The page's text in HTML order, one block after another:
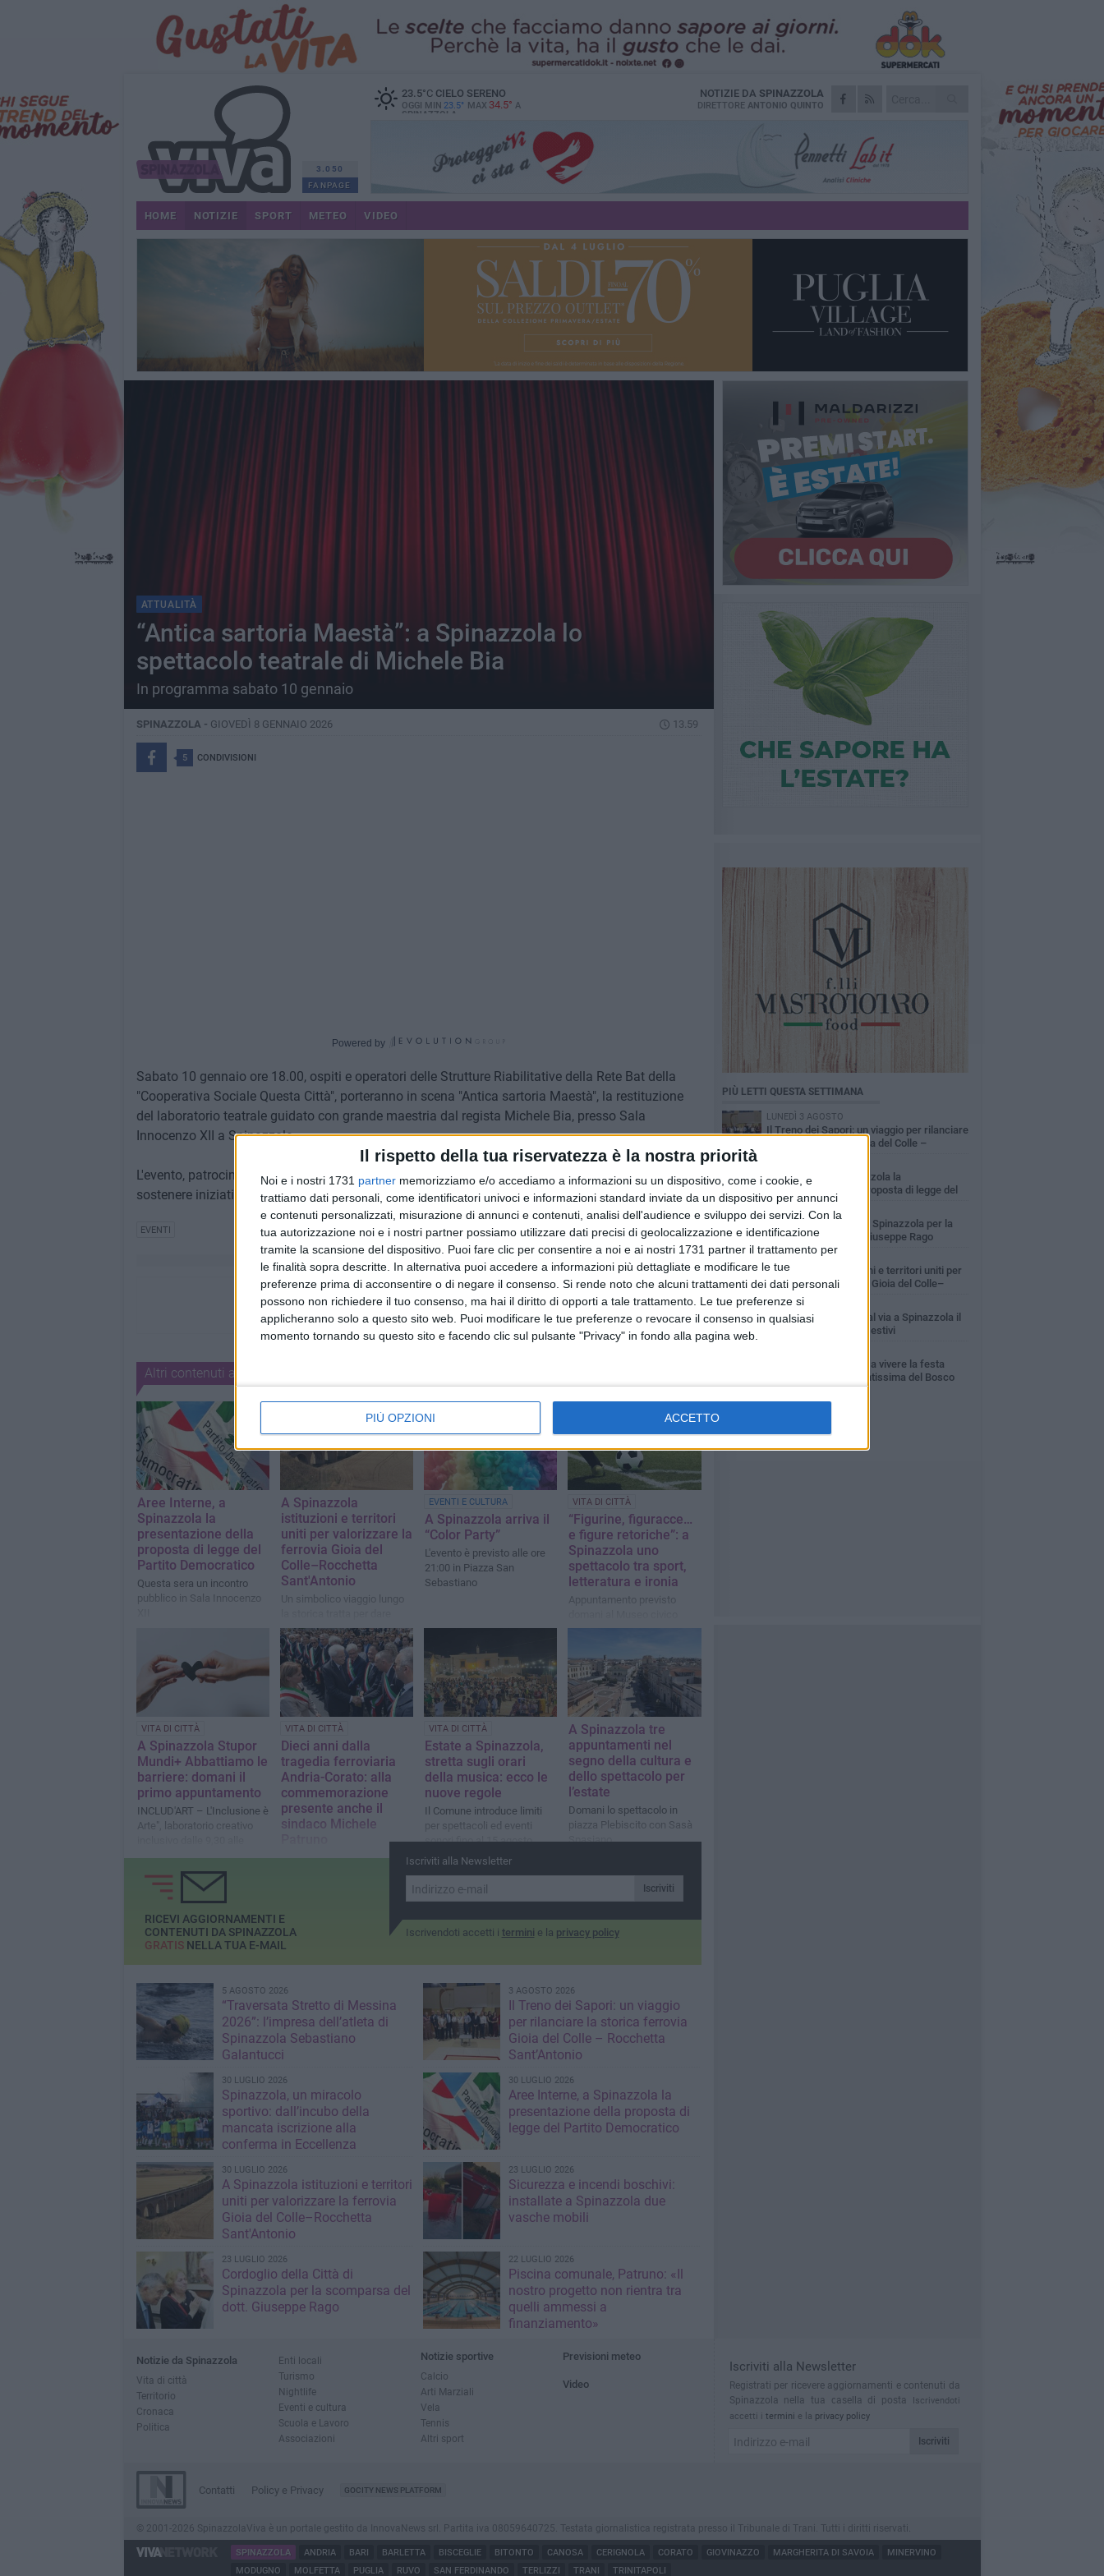
Il rispetto della tua riservatezza è la nostra priorità
Noi e i nostri 1731 partner memorizziamo e/o accediamo a informazioni su un dispositivo, come i cookie, e
trattiamo dati personali, come identificatori univoci e informazioni standard inviate da un dispositivo per annunci
e contenuti personalizzati, misurazione di annunci e contenuti, analisi dell'audience e sviluppo dei servizi. Con la
tua autorizzazione noi e i nostri partner possiamo utilizzare dati precisi di geolocalizzazione e identificazione
tramite la scansione del dispositivo. Puoi fare clic per consentire a noi e ai nostri 1731 partner il trattamento per
le finalità sopra descritte. In alternativa puoi accedere a informazioni più dettagliate e modificare le tue
preferenze prima di acconsentire o di negare il consenso. Si rende noto che alcuni trattamenti dei dati personali
possono non richiedere il tuo consenso, ma hai il diritto di opporti a tale trattamento. Le tue preferenze si
applicheranno solo a questo sito web. Puoi modificare le tue preferenze o revocare il consenso in qualsiasi
momento tornando su questo sito e facendo clic sul pulsante "Privacy" in fondo alla pagina web.
PIÙ OPZIONI ACCETTO
3.050
FANPAGE
23.5°CCIELO SERENO
OGGI MIN 23.5° MAX 34.5° A
SPINAZZOLA
NOTIZIE DA SPINAZZOLA
DIRETTORE ANTONIO QUINTO
HOME NOTIZIE SPORT METEO VIDEO
ATTUALITÀ
“Antica sartoria Maestà”: a Spinazzola lo
spettacolo teatrale di Michele Bia
In programma sabato 10 gennaio
SPINAZZOLA - GIOVEDÌ 8 GENNAIO 2026 13.59
5 CONDIVISIONI
Powered by
Sabato 10 gennaio ore 18.00, ospiti e operatori delle Strutture Riabilitative della Rete Bat della
"Cooperativa Sociale Questa Città", porteranno in scena "Antica sartoria Maestà", la restituzione
del laboratorio teatrale guidato con grande maestria dal regista Michele Bia, presso Sala
Innocenzo XII a Spinazzola.
L'evento, patrocinato dal Comune di Spinazzola e dall'ASL BAT, conferma l'importanza di
sostenere iniziative che uniscono cultura, socialità e comunità.
EVENTI
Altri contenuti a tema
Aree Interne, a
Spinazzola la
presentazione della
proposta di legge del
Partito Democratico
Questa sera un incontro
pubblico in Sala Innocenzo
A Spinazzola
istituzioni e territori
uniti per valorizzare la
ferrovia Gioia del
Colle–Rocchetta
Sant'Antonio
Un simbolico viaggio lungo
nuovo impulso al turismo
lento e ai treni storici
EVENTI E CULTURA
A Spinazzola arriva il
“Color Party”
L'evento è previsto alle ore
21:00 in Piazza San
Sebastiano
VITA DI CITTÀ
“Figurine, figuracce…
e figure retoriche”: a
Spinazzola uno
spettacolo tra sport,
letteratura e ironia
Appuntamento previsto
VITA DI CITTÀ
A Spinazzola Stupor
Mundi+ Abbattiamo le
barriere: domani il
primo appuntamento
INCLUD'ART – L'Inclusione è
Arte", laboratorio creativo
12,30
VITA DI CITTÀ
Dieci anni dalla
tragedia ferroviaria
Andria-Corato: alla
commemorazione
presente anche il
sindaco Michele
Ieri alla cerimonia ad Andria
VITA DI CITTÀ
Estate a Spinazzola,
stretta sugli orari
della musica: ecco le
nuove regole
Il Comune introduce limiti
per spettacoli ed eventi
sonori fino al 15 agosto
A Spinazzola tre
appuntamenti nel
segno della cultura e
dello spettacolo per
l’estate
Domani lo spettacolo in
piazza Plebiscito con Sasà
Spasiano
Iscriviti alla Newsletter
Iscriviti
Iscrivendoti accetti i termini e la privacy policy
RICEVI AGGIORNAMENTI E
CONTENUTI DA SPINAZZOLA
GRATISNELLA TUA E-MAIL
5 AGOSTO 2026
“Traversata Stretto di Messina
2026”: l’impresa dell’atleta di
Spinazzola Sebastiano
Galantucci
3 AGOSTO 2026
Il Treno dei Sapori: un viaggio
per rilanciare la storica ferrovia
Gioia del Colle – Rocchetta
Sant’Antonio
30 LUGLIO 2026
Spinazzola, un miracolo
sportivo: dall’incubo della
mancata iscrizione alla
conferma in Eccellenza
30 LUGLIO 2026
Aree Interne, a Spinazzola la
presentazione della proposta di
legge del Partito Democratico
30 LUGLIO 2026
A Spinazzola istituzioni e territori
uniti per valorizzare la ferrovia
Gioia del Colle–Rocchetta
Sant'Antonio
23 LUGLIO 2026
Sicurezza e incendi boschivi:
installate a Spinazzola due
vasche mobili
23 LUGLIO 2026
Cordoglio della Città di
Spinazzola per la scomparsa del
dott. Giuseppe Rago
22 LUGLIO 2026
Piscina comunale, Patruno: «Il
nostro progetto non rientra tra
quelli ammessi a
finanziamento»
PIÙ LETTI QUESTA SETTIMANA
LUNEDÌ 3 AGOSTO
Il Treno dei Sapori: un viaggio per rilanciare
la storica ferrovia Gioia del Colle –
Rocchetta Sant’Antonio
Aree Interne, a Spinazzola la
presentazione della proposta di legge del
Partito Democratico
GIOVEDÌ 23 LUGLIO
Cordoglio della Città di Spinazzola per la
scomparsa del dott. Giuseppe Rago
GIOVEDÌ 30 LUGLIO
A Spinazzola istituzioni e territori uniti per
valorizzare la ferrovia Gioia del Colle–
Rocchetta Sant'Antonio
GIOVEDÌ 2 LUGLIO
Ferie artistiche 2026: al via a Spinazzola il
cartellone degli eventi estivi
Spinazzola si prepara a vivere la festa
patronale di Maria Santissima del Bosco
Notizie da Spinazzola
Vita di città
Territorio
Cronaca
Politica
Enti locali
Turismo
Nightlife
Eventi e cultura
Scuola e Lavoro
Associazioni
Notizie sportive
Calcio
Arti Marziali
Vela
Tennis
Altri sport
Previsioni meteo
Video
Iscriviti alla Newsletter
Registrati per ricevere aggiornamenti e contenuti da
Spinazzola nella tua casella di posta
Iscrivendoti
accetti i termini e la privacy policy
Iscriviti
Contatti Policy e Privacy GOCITY NEWS PLATFORM
© 2001-2026 SpinazzolaViva è un portale gestito da InnovaNews srl. Partita iva 08059640725. Testata giornalistica registrata presso il Tribunale di Trani. Tutti i diritti riservati.
SPINAZZOLA ANDRIA BARI BARLETTA BISCEGLIE BITONTO CANOSA CERIGNOLA CORATO GIOVINAZZO MARGHERITA DI SAVOIA
MINERVINO
MODUGNO
MOLFETTA PUGLIA RUVO SAN FERDINANDO TERLIZZI TRANI TRINITAPOLI